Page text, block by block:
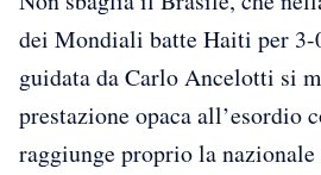
dei Mondiali batte Haiti per 3-
guidata da Carlo Ancelotti si
prestazione opaca all’esordio
raggiunge proprio la